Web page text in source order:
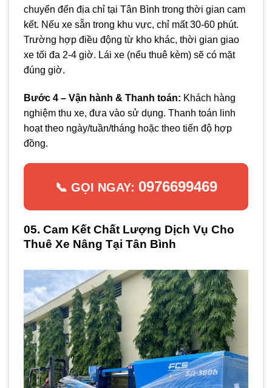
chuyển đến địa chỉ tại Tân Bình trong thời gian cam
kết. Nếu xe sẵn trong khu vực, chỉ mất 30-60 phút.
Trường hợp điều động từ kho khác, thời gian giao
xe tối đa 2-4 giờ. Lái xe (nếu thuê kèm) sẽ có mặt
đúng giờ.
Bước 4 – Vận hành & Thanh toán: Khách hàng
nghiệm thu xe, đưa vào sử dụng. Thanh toán linh
hoạt theo ngày/tuần/tháng hoặc theo tiến độ hợp
đồng.
📞 GỌI NGAY: 0976699469
05. Cam Kết Chất Lượng Dịch Vụ Cho
Thuê Xe Nâng Tại Tân Bình